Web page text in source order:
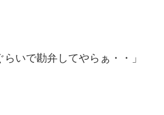
いで勘弁してやらぁ・・」